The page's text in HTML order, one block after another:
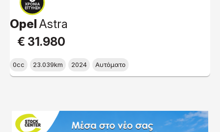
OpelAstra
€ 31.980
0cc 23.039km 2024 Αυτόματο